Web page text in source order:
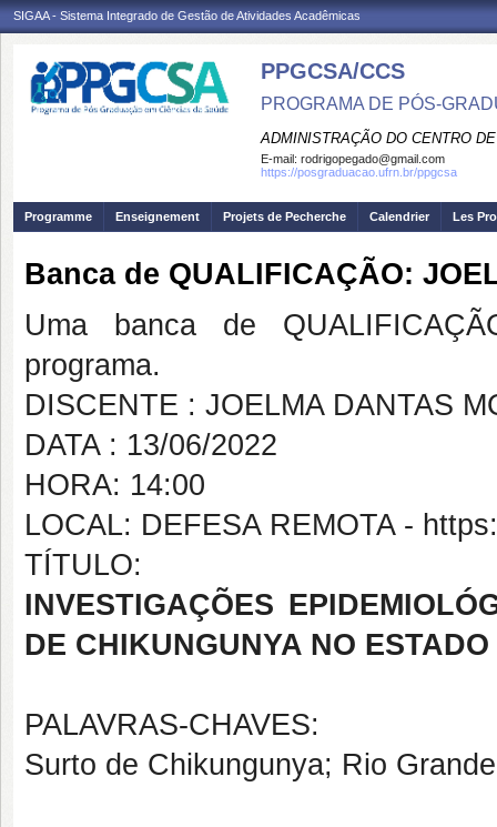
SIGAA - Sistema Integrado de Gestão de Atividades Acadêmicas
PPGCSA/CCS
PROGRAMA DE PÓS-
ADMINISTRAÇÃO DO CENTRO
E-mail: rodrigopegado@gmail.com
https://posgraduacao.ufrn.br/ppgcsa
Programme Enseignement Projets de Pecherche Calendrier Les
Banca de QUALIFICAÇÃO:
Uma banca de
programa.
DISCENTE : JOELMA DANTAS
DATA : 13/06/2022
HORA: 14:00
LOCAL: DEFESA REMOTA -
TÍTULO:
INVESTIGAÇÕES
DE CHIKUNGUNYA NO
PALAVRAS-CHAVES:
Surto de Chikungunya; Rio